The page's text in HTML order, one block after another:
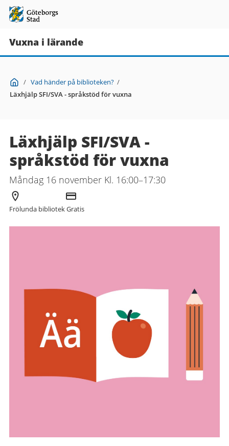
Vuxna i lärande
Du
är
Start
/ Vad händer på biblioteken? /
Läxhjälp SFI/SVA - språkstöd för vuxna
Läxhjälp SFI/SVA -
språkstöd för vuxna
Måndag 16 november Kl. 16:00–17:30
Arrangör
Frölunda bibliotek
Kostnad
Gratis